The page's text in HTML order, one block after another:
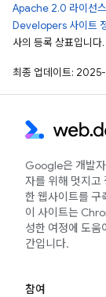
Apache 2.0 라이선스
Developers 사이트
사의 등록 상표입니다.
최종 업데이트:
Google은 개발
자를 위해 멋지고
한 웹사이트를 구
이 사이트는
성한 여정에 도움
간입니다.
참여